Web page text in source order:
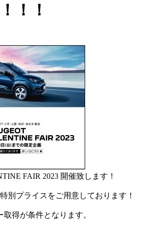
！！
FAIR 2023 開催致します！
別プライスをご用意しております！
得が条件となります。